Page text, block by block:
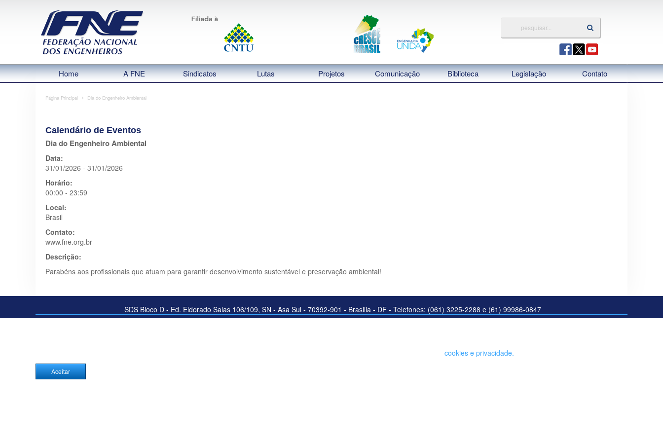
Home A FNE Sindicatos Lutas Projetos Comunicação Biblioteca Legislação Contato
Página Principal Dia do Engenheiro Ambiental
Calendário de Eventos
Dia do Engenheiro Ambiental
Data:
31/01/2026 - 31/01/2026
Horário:
00:00 - 23:59
Local:
Brasil
Contato:
www.fne.org.br
Descrição:
Parabéns aos profissionais que atuam para garantir desenvolvimento sustentável e preservação ambiental!
SDS Bloco D - Ed. Eldorado Salas 106/109, SN - Asa Sul - 70392-901 - Brasilia - DF - Telefones: (061) 3225-2288 e (61) 99986-0847
cookies e privacidade.
Aceitar